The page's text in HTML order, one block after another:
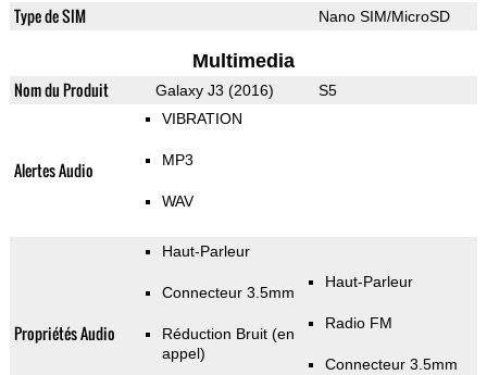
Type de SIM Nano SIM/MicroSD
Multimedia
Nom du Produit Galaxy J3 (2016) S5
Alertes Audio
VIBRATION
MP3
WAV
Propriétés Audio
Haut-Parleur
Connecteur 3.5mm
Réduction Bruit (en
appel)
Haut-Parleur
Radio FM
Connecteur 3.5mm